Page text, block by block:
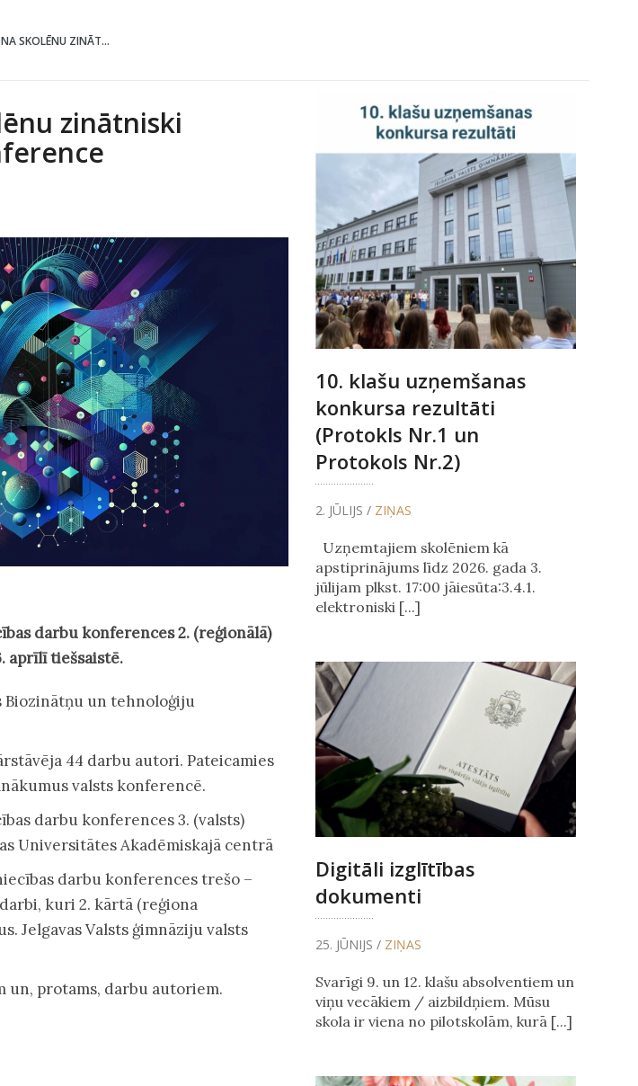
SKOLĒNU ZINĀT...
zinātniski
darbu konferences 2. (reģionālā)
aprīlī tiešsaistē.
Biozinātņu un tehnoloģiju
44 darbu autori. Pateicamies
valsts konferencē.
darbu konferences 3. (valsts)
Universitātes Akadēmiskajā centrā
darbu konferences trešo –
kuri 2. kārtā (reģiona
Jelgavas Valsts ģimnāziju valsts
un, protams, darbu autoriem.
10. klašu uzņemšanas
konkursa rezultāti
(Protokls Nr.1 un
Protokols Nr.2)
2. JŪLIJS / ZIŅAS
Uzņemtajiem skolēniem kā
apstiprinājums līdz 2026. gada 3.
jūlijam plkst. 17:00 jāiesūta:3.4.1.
elektroniski [...]
Digitāli izglītības
dokumenti
25. JŪNIJS / ZIŅAS
Svarīgi 9. un 12. klašu absolventiem un
viņu vecākiem / aizbildņiem. Mūsu
skola ir viena no pilotskolām, kurā [...]